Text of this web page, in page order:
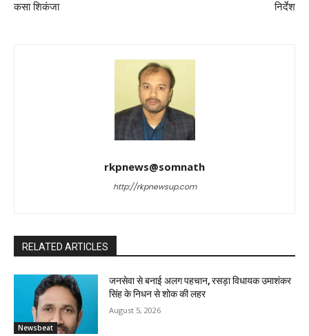
कसा शिकंजा
निर्देश
rkpnews@somnath
http://rkpnewsup.com
RELATED ARTICLES
Newsbeat
जनसेवा से बनाई अलग पहचान, रसड़ा विधायक उमाशंकर
सिंह के निधन से शोक की लहर
August 5, 2026